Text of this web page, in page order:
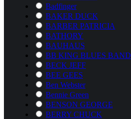
Badfinger
BAKER DUCK
BARBER PATRICIA
BATHORY
BAUHAUS
BB KING BLUES BAND
BECK JEFF
BEE GEES
Ben Webster
Bennie Green
BENSON GEORGE
BERRY CHUCK